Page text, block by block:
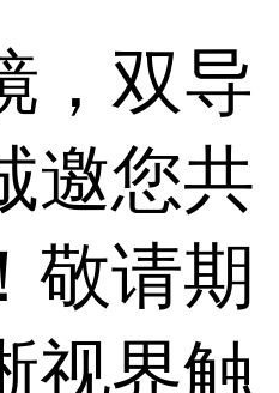
，双导
邀您共
敬请期
视界触